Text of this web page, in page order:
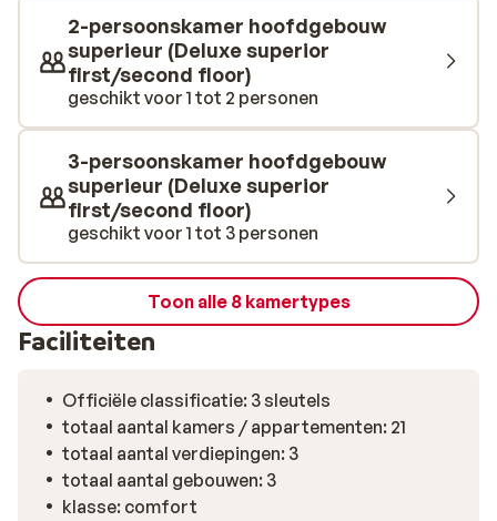
2-persoonskamer hoofdgebouw
superieur (Deluxe superior
first/second floor)
geschikt voor 1 tot 2 personen
3-persoonskamer hoofdgebouw
superieur (Deluxe superior
first/second floor)
geschikt voor 1 tot 3 personen
Toon alle 8 kamertypes
Faciliteiten
Officiële classificatie: 3 sleutels
totaal aantal kamers / appartementen: 21
totaal aantal verdiepingen: 3
totaal aantal gebouwen: 3
klasse: comfort